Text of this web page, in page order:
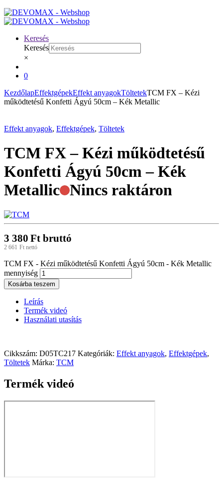
Keresés
Keresés
×
0
KezdőlapEffektgépekEffekt anyagokTöltetekTCM FX – Kézi
működtetésű Konfetti Ágyú 50cm – Kék Metallic
Effekt anyagok, Effektgépek, Töltetek
TCM FX – Kézi működtetésű
Konfetti Ágyú 50cm – Kék
Metallic Nincs raktáron
3 380 Ft bruttó
2 661 Ft nettó
TCM FX - Kézi működtetésű Konfetti Ágyú 50cm - Kék Metallic
mennyiség
Kosárba teszem
Leírás
Termék videó
Használati utasítás
Cikkszám: D05TC217 Kategóriák: Effekt anyagok, Effektgépek,
Töltetek Márka: TCM
Termék videó